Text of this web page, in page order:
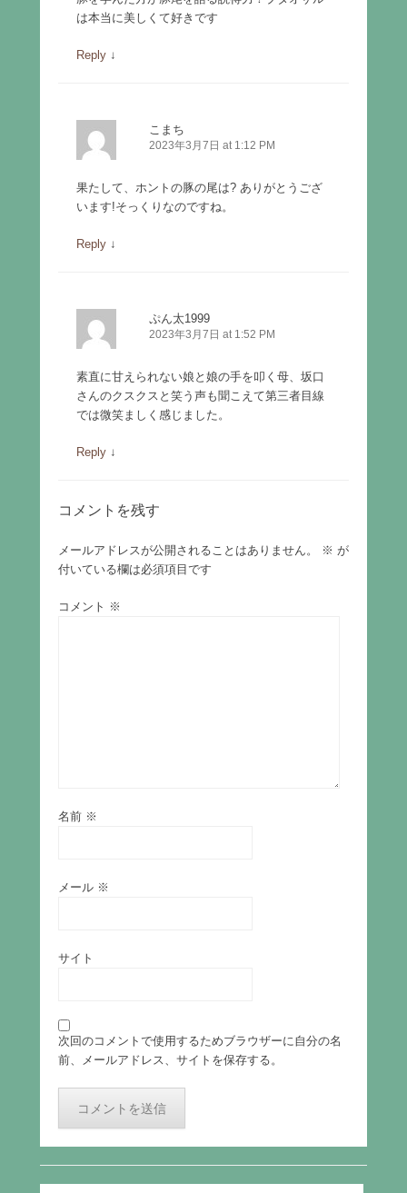
は本当に美しくて好きです
Reply ↓
こまち
2023年3月7日 at 1:12 PM
果たして、ホントの豚の尾は? ありがとうござ
います!そっくりなのですね。
Reply ↓
ぷん太1999
2023年3月7日 at 1:52 PM
素直に甘えられない娘と娘の手を叩く母、坂口
さんのクスクスと笑う声も聞こえて第三者目線
では微笑ましく感じました。
Reply ↓
コメントを残す
メールアドレスが公開されることはありません。 ※ が
付いている欄は必須項目です
コメント ※
名前 ※
メール ※
サイト
次回のコメントで使用するためブラウザーに自分の名
前、メールアドレス、サイトを保存する。